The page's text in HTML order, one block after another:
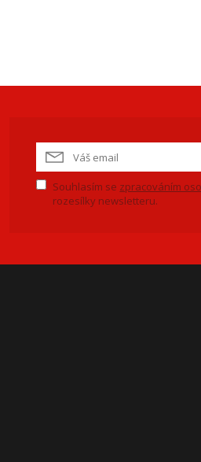
Souhlasím se zpracováním
rozesílky newsletteru.